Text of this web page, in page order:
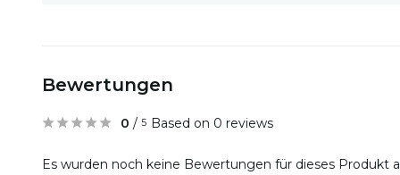
Bewertungen
0 / 5 Based on 0 reviews
Es wurden noch keine Bewertungen für dieses Produkt